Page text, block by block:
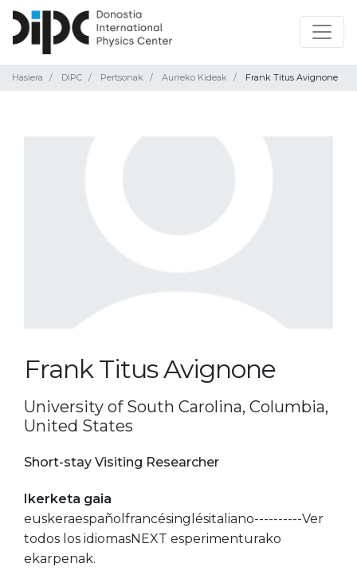
Hasiera DIPC Pertsonak Aurreko Kideak Frank Titus Avignone
Frank Titus Avignone
University of South Carolina, Columbia,
United States
Short-stay Visiting Researcher
Ikerketa gaia
euskeraespañolfrancésinglésitaliano----------Ver
todos los idiomasNEXT esperimenturako
ekarpenak.